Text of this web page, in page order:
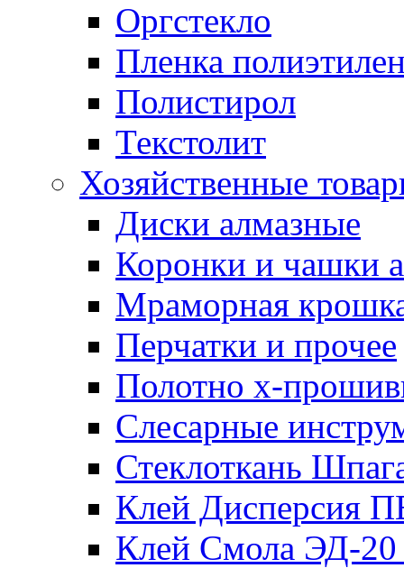
Оргстекло
Пленка
Полистирол
Текстолит
Хозяйственные
Диски алмазные
Коронки и чашки
Мраморная
Перчатки и прочее
Полотно х-
Слесарные
Стеклоткань
Клей Дисперсия
Клей Смола ЭД-20